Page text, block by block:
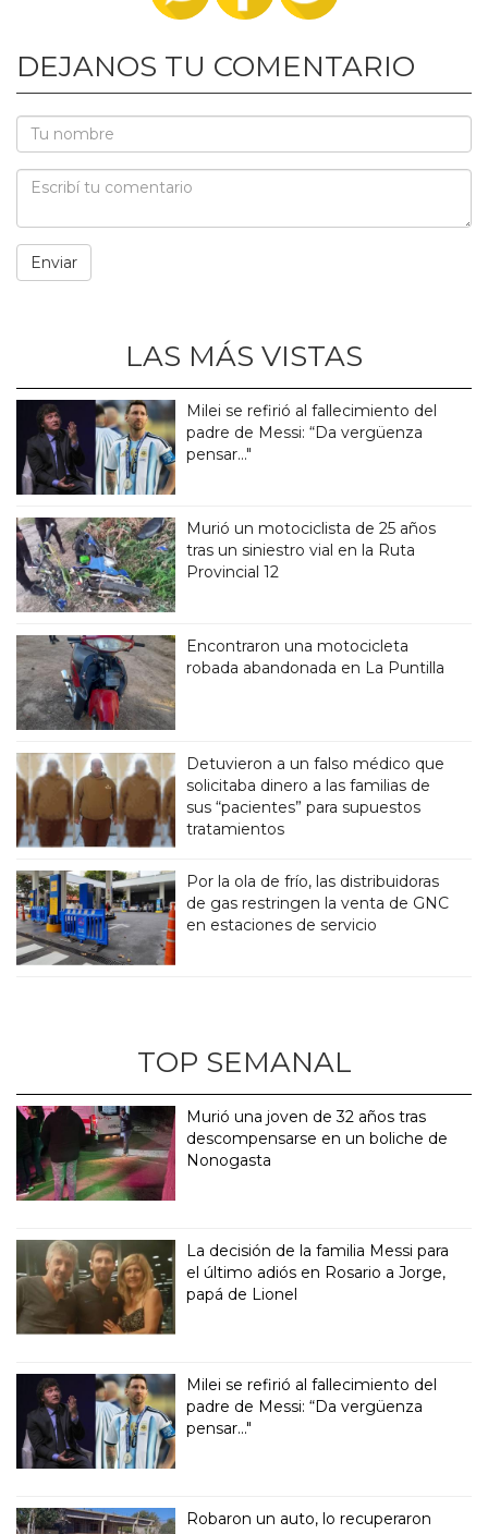
DEJANOS TU COMENTARIO
LAS MÁS VISTAS
Milei se refirió al fallecimiento del
padre de Messi: “Da vergüenza
pensar..."
Murió un motociclista de 25 años
tras un siniestro vial en la Ruta
Provincial 12
Encontraron una motocicleta
robada abandonada en La Puntilla
Detuvieron a un falso médico que
solicitaba dinero a las familias de
sus “pacientes” para supuestos
tratamientos
Por la ola de frío, las distribuidoras
de gas restringen la venta de GNC
en estaciones de servicio
TOP SEMANAL
Murió una joven de 32 años tras
descompensarse en un boliche de
Nonogasta
La decisión de la familia Messi para
el último adiós en Rosario a Jorge,
papá de Lionel
Milei se refirió al fallecimiento del
padre de Messi: “Da vergüenza
pensar..."
Robaron un auto, lo recuperaron